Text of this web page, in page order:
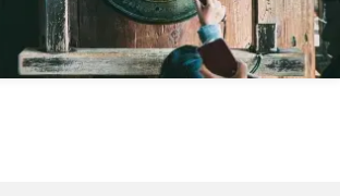
× Book